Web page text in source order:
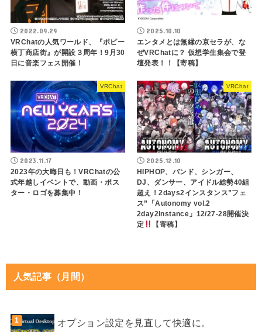
2022.09.29
VRChatの人気ワールド、『ポピー
横丁商店街』が開設３周年！9月30
日に音楽フェス開催！
2025.10.10
エンタメとは無縁の京セラが、な
ぜVRChatに？ 仮想学生集会で登
壇発表！！【寄稿】
VRChat
2023.11.17
2023年の大晦日も！VRChatの公
式年越しイベントで、動画・ポス
ター・ロゴを募集中！
VRChat
2025.12.10
HIPHOP、バンド、シンガー、
DJ、ダンサー、アイドル総勢40組
超え！2days2インスタンス”フェ
ス”「Autonomy vol.2
2day2Instance」12/27-28開催決
定
【寄稿】
人気記事（月間）
オプション設定を見直して快適に。